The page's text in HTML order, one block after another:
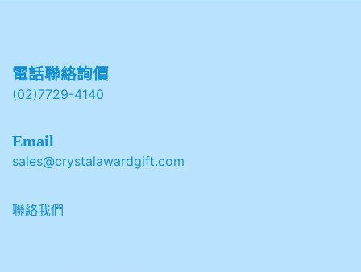
電話聯絡詢價
(02)7729-4140
Email
sales@crystalawardgift.com
聯絡我們